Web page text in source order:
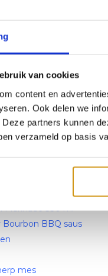
van cookies
content en
Ook delen we
partners kunnen
verzameld op basis
je barbecue tussen
Bij een te hoge
paar minuten met
zoete finishing touch
recept
eigenlijk maar een paar
Marinade 330 ml
BBQ saus
mes